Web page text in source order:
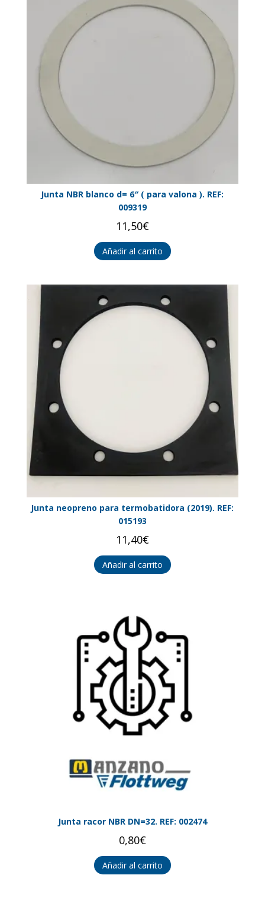
Junta NBR blanco d= 6″ ( para valona ). REF:
009319
11,50€
Añadir al carrito
Junta neopreno para termobatidora (2019). REF:
015193
11,40€
Añadir al carrito
Junta racor NBR DN=32. REF: 002474
0,80€
Añadir al carrito